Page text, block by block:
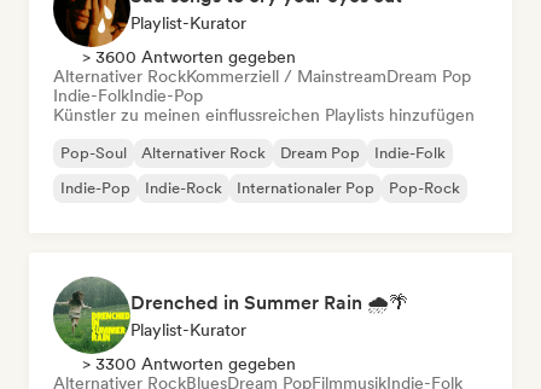
Playlist-Kurator
> 3600 Antworten gegeben
Alternativer RockKommerziell / MainstreamDream Pop
Indie-FolkIndie-Pop
Künstler zu meinen einflussreichen Playlists hinzufügen
Pop-Soul Alternativer Rock Dream Pop
Indie-Folk
Indie-Pop
Indie-Rock Internationaler Pop Pop-Rock
Drenched in Summer Rain 🌧️🌴
Playlist-Kurator
> 3300 Antworten gegeben
Alternativer RockBluesDream PopFilmmusikIndie-Folk